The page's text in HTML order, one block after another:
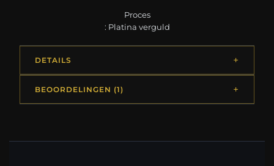
Proces
: Platina verguld
DETAILS
BEOORDELINGEN (1)